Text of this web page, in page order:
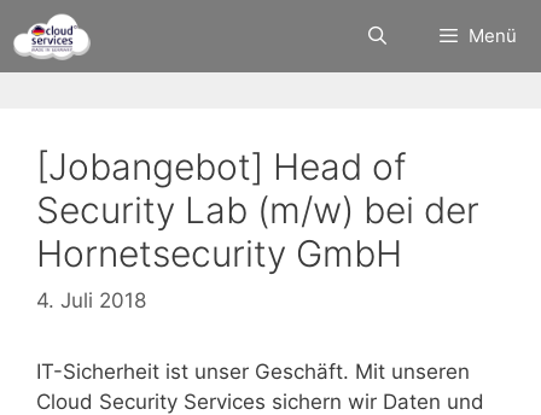
Inhalt
springen
Menü
[Jobangebot] Head of
Security Lab (m/w) bei der
Hornetsecurity GmbH
4. Juli 2018
IT-Sicherheit ist unser Geschäft. Mit unseren
Cloud Security Services sichern wir Daten und